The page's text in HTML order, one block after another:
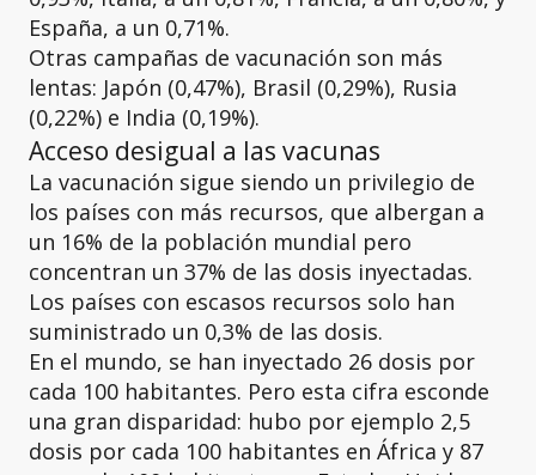
España, a un 0,71%.
Otras campañas de vacunación son más
lentas: Japón (0,47%), Brasil (0,29%), Rusia
(0,22%) e India (0,19%).
Acceso desigual a las vacunas
La vacunación sigue siendo un privilegio de
los países con más recursos, que albergan a
un 16% de la población mundial pero
concentran un 37% de las dosis inyectadas.
Los países con escasos recursos solo han
suministrado un 0,3% de las dosis.
En el mundo, se han inyectado 26 dosis por
cada 100 habitantes. Pero esta cifra esconde
una gran disparidad: hubo por ejemplo 2,5
dosis por cada 100 habitantes en África y 87